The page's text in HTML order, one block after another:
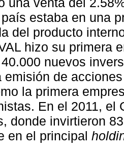
estaba en una
del producto
hizo su primera
nuevos
emisión de
la primera
En el 2011, el
donde invirtieron
en el principal